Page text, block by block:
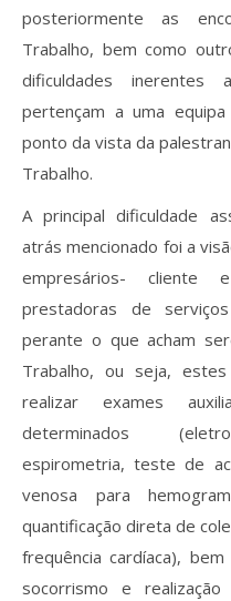
Ficha
posteriormente as
Trabalho, bem como
dificuldades inerentes
pertençam a uma
ponto da vista da
Trabalho.
A principal dificuldade
atrás mencionado foi a
empresários- cliente
prestadoras de
perante o que acham
Trabalho, ou seja,
realizar exames
determinados
espirometria, teste de
venosa para
quantificação direta de
frequência cardíaca),
socorrismo e